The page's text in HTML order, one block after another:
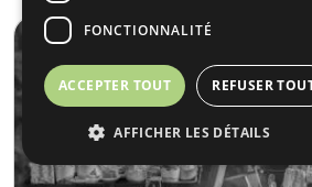
FONCTIONNALITÉ
ACCEPTER TOUT REFUSER
AFFICHER LES DÉTAILS